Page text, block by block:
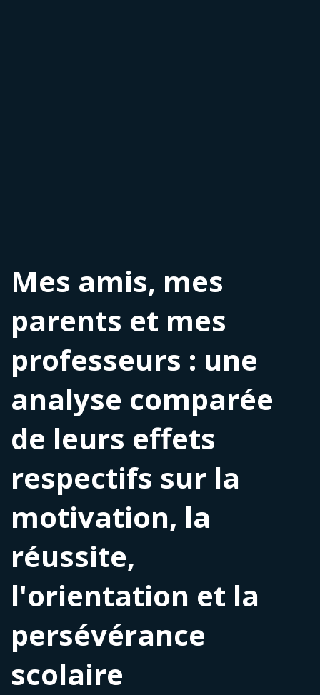
Mes amis, mes
parents et mes
professeurs : une
analyse comparée
de leurs effets
respectifs sur la
motivation, la
réussite,
l'orientation et la
persévérance
scolaire